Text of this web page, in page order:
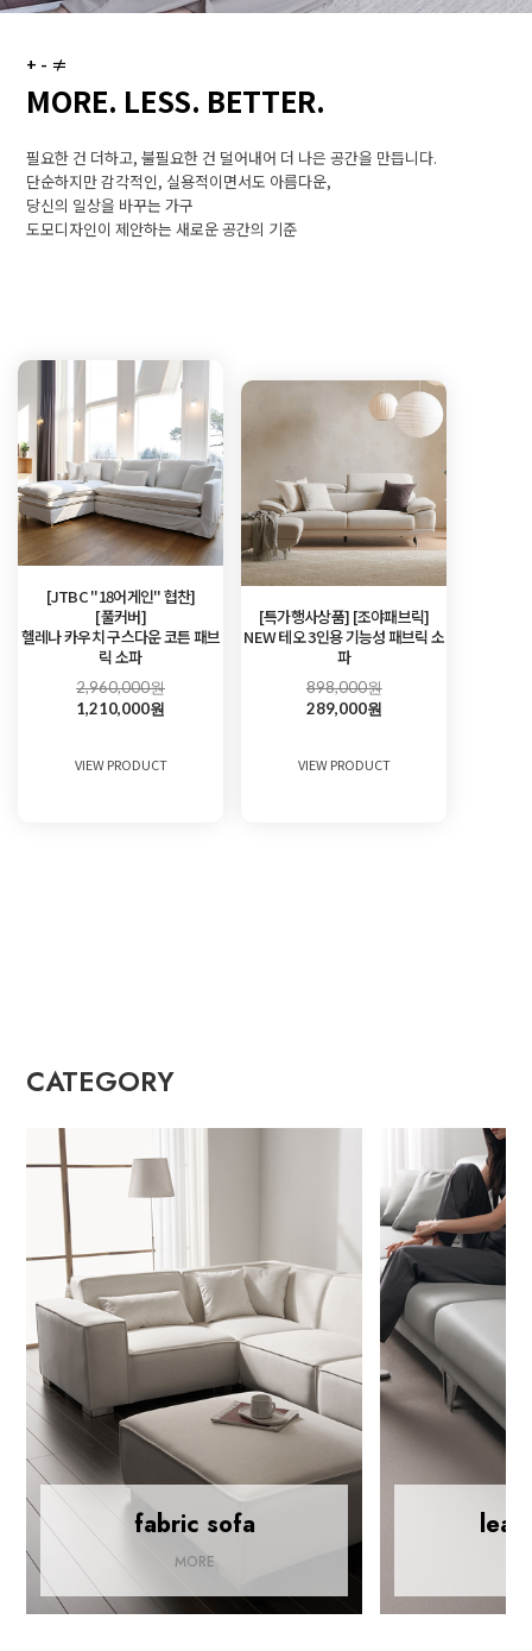
+ - ≠
MORE. LESS. BETTER.
필요한 건 더하고, 불필요한 건 덜어내어 더 나은 공간을 만듭니다.
단순하지만 감각적인, 실용적이면서도 아름다운,
당신의 일상을 바꾸는 가구
도모디자인이 제안하는 새로운 공간의 기준
[JTBC "18어게인" 협찬]
[풀커버]
헬레나 카우치 구스다운 코튼 패브
릭 소파
2,960,000원
1,210,000원
VIEW PRODUCT
[특가행사상품] [조야패브릭]
NEW 테오 3인용 기능성 패브릭 소
파
898,000원
289,000원
VIEW PRODUCT
CATEGORY
fabric sofa
MORE